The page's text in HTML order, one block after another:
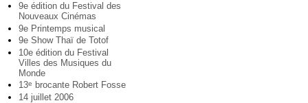
9e édition du Festival des
Nouveaux Cinémas
9e Printemps musical
9e Show Thaï de Totof
10e édition du Festival
Villes des Musiques du
Monde
13e
brocante Robert Fosse
14 juillet 2006